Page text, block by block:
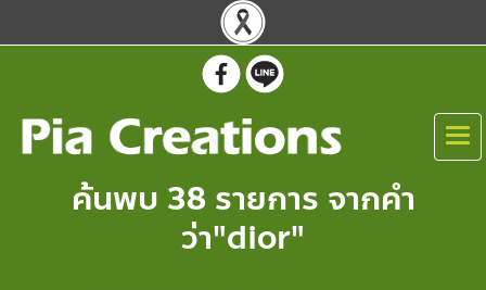
ค้นพบ 38 รายการ จากคำ
ว่า"dior"